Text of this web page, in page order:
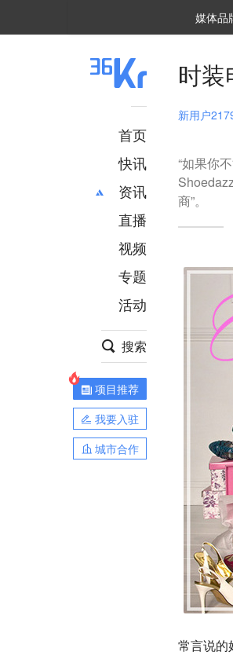
媒体品
首页
快讯
资讯
推荐
财经
项目推荐
安徽
直播
视频
专题
活动
搜索
项目推荐
我要入驻
城市合作
时装
新用户
“如果你
商”。
常言说的